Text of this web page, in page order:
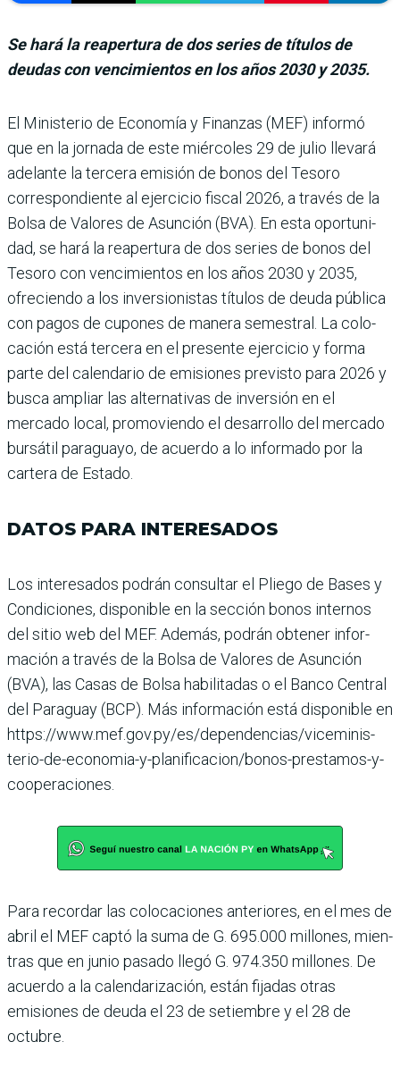
Se hará la reapertura de dos series de títulos de
deudas con vencimientos en los años 2030 y 2035.
El Ministerio de Economía y Finanzas (MEF) informó
que en la jornada de este miércoles 29 de julio llevará
adelante la tercera emisión de bonos del Tesoro
correspondiente al ejercicio fiscal 2026, a través de la
Bolsa de Valores de Asun­ción (BVA). En esta oportuni­
dad, se hará la reapertura de dos series de bonos del
Tesoro con vencimientos en los años 2030 y 2035,
ofreciendo a los inversionistas títulos de deuda pública
con pagos de cupones de manera semestral. La colo­
cación está tercera en el pre­sente ejercicio y forma
parte del calendario de emisiones previsto para 2026 y
busca ampliar las alternativas de inversión en el
mercado local, promoviendo el desarrollo del mercado
bursátil paraguayo, de acuerdo a lo informado por la
cartera de Estado.
DATOS PARA INTERESADOS
Los interesados podrán con­sultar el Pliego de Bases y
Condiciones, disponible en la sección bonos internos
del sitio web del MEF. Ade­más, podrán obtener infor­
mación a través de la Bolsa de Valores de Asunción
(BVA), las Casas de Bolsa habilita­das o el Banco Central
del Paraguay (BCP). Más infor­mación está disponible en
https://www.mef.gov.py/es/dependencias/viceminis­
terio-de-economia-y-pla­nificacion/bonos-presta­mos-y-
cooperaciones.
Para recordar las colocacio­nes anteriores, en el mes de
abril el MEF captó la suma de G. 695.000 millones, mien­
tras que en junio pasado llegó G. 974.350 millones. De
acuerdo a la calendarización, están fijadas otras
emisiones de deuda el 23 de setiembre y el 28 de
octubre.